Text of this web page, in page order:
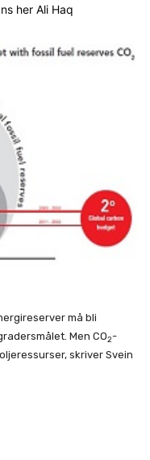
her Ali Haq
må bli
Men CO2-
skriver Svein